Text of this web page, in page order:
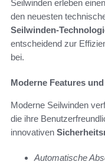
Seilwinden erleben
den neuesten
Seilwinden-
entscheidend zur
bei.
Moderne Features
Moderne Seilwinden
die ihre
innovativen
Automatische